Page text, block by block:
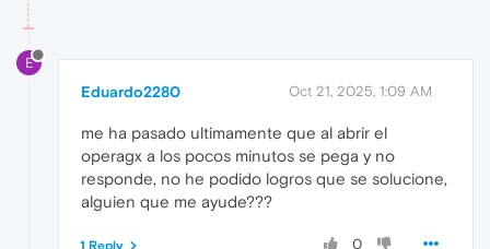
E
Eduardo2280 Oct 21, 2025, 1:09 AM
me ha pasado ultimamente que al abrir el
operagx a los pocos minutos se pega y no
responde, no he podido logros que se solucione,
alguien que me ayude???
0
1 Reply